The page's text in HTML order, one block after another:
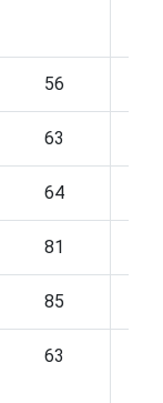
56
63
64
81
85
63